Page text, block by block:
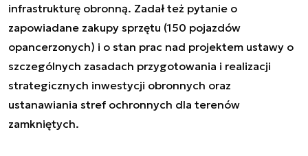
infrastrukturę obronną. Zadał też pytanie o
zapowiadane zakupy sprzętu (150 pojazdów
opancerzonych) i o stan prac nad projektem ustawy o
szczególnych zasadach przygotowania i realizacji
strategicznych inwestycji obronnych oraz
ustanawiania stref ochronnych dla terenów
zamkniętych.